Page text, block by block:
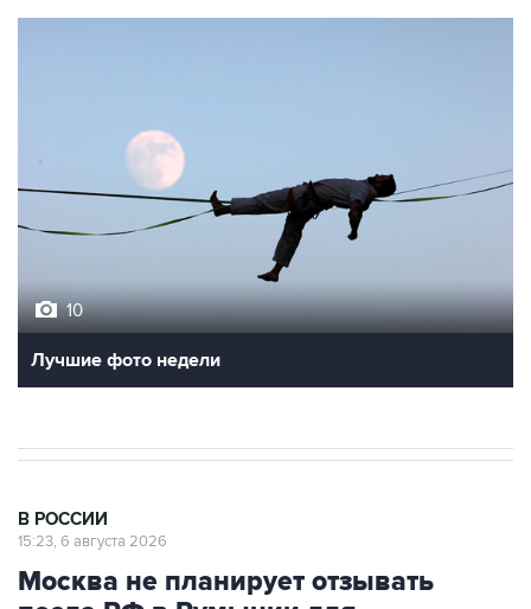
10
Лучшие фото недели
В РОССИИ
15:23, 6 августа 2026
Москва не планирует отзывать